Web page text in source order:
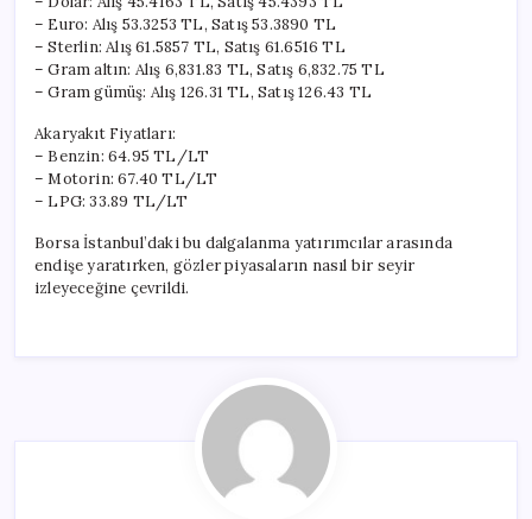
– Euro: Alış 53.3253 TL, Satış 53.3890 TL
– Sterlin: Alış 61.5857 TL, Satış 61.6516 TL
– Gram altın: Alış 6,831.83 TL, Satış 6,832.75 TL
– Gram gümüş: Alış 126.31 TL, Satış 126.43 TL
Akaryakıt Fiyatları:
– Benzin: 64.95 TL/LT
– Motorin: 67.40 TL/LT
– LPG: 33.89 TL/LT
Borsa İstanbul’daki bu dalgalanma yatırımcılar arasında
endişe yaratırken, gözler piyasaların nasıl bir seyir
izleyeceğine çevrildi.